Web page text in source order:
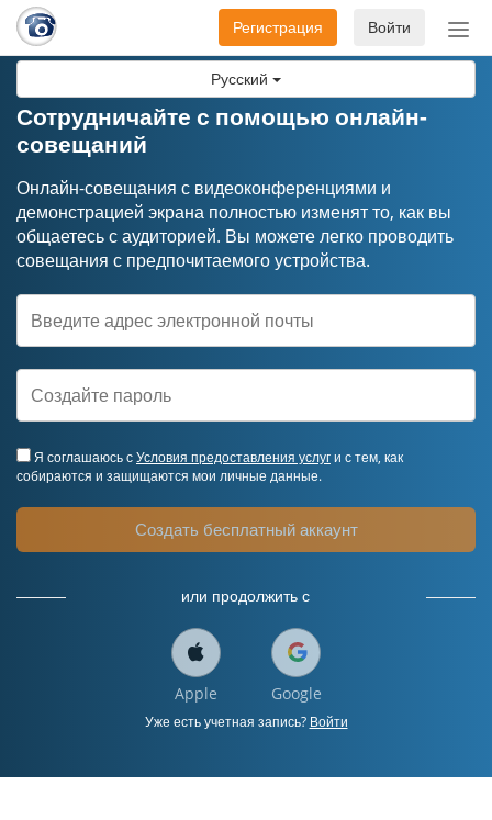
Русский
Войти
Регистрация
Сотрудничайте с помощью онлайн-
совещаний
Онлайн-совещания с видеоконференциями и
демонстрацией экрана полностью изменят то, как вы
общаетесь с аудиторией. Вы можете легко проводить
совещания с предпочитаемого устройства.
Я соглашаюсь сУсловия предоставления услуги с тем, как
собираются и защищаются мои личные данные.
Создать бесплатный аккаунт
или продолжить с
Apple Google
Уже есть учетная запись? Войти